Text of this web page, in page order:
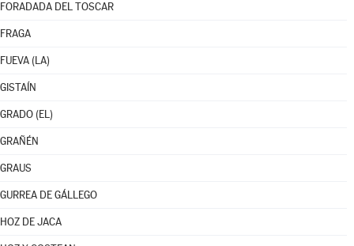
FORADADA DEL TOSCAR
FRAGA
FUEVA (LA)
GISTAÍN
GRADO (EL)
GRAÑÉN
GRAUS
GURREA DE GÁLLEGO
HOZ DE JACA